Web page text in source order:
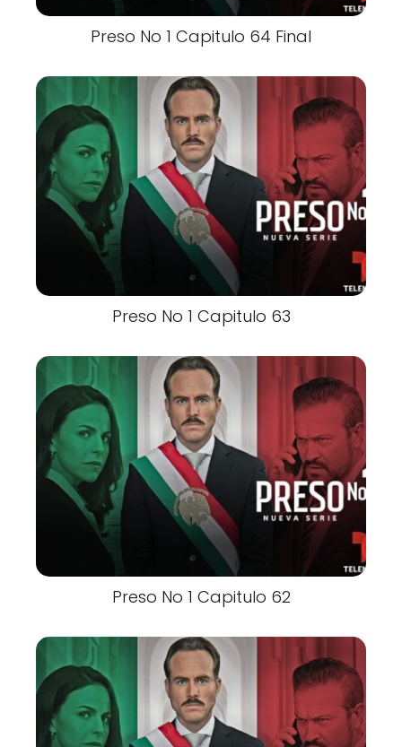
Preso No 1 Capitulo 64 Final
Preso No 1 Capitulo 63
Preso No 1 Capitulo 62